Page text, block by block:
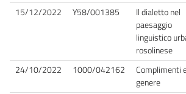
15/12/2022 Y58/001385
Il dialetto nel
paesaggio
linguistico
rosolinese
24/10/2022 1000/042162
Complimenti
genere